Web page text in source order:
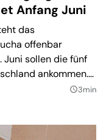
Anfang Juni
das
offenbar
sollen die fünf
ankommen.
Bauvorhaben
query_builder3min